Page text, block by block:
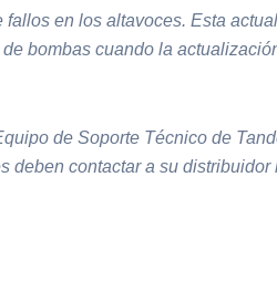
en los altavoces. Esta
bombas cuando la
de Soporte Técnico de
deben contactar a su